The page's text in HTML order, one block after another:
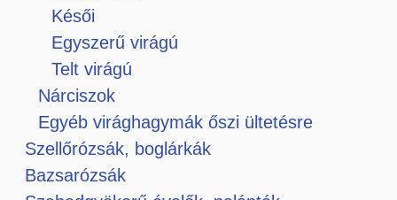
Késői
Egyszerű virágú
Telt virágú
Nárciszok
Egyéb virághagymák őszi ültetésre
Szellőrózsák, boglárkák
Bazsarózsák